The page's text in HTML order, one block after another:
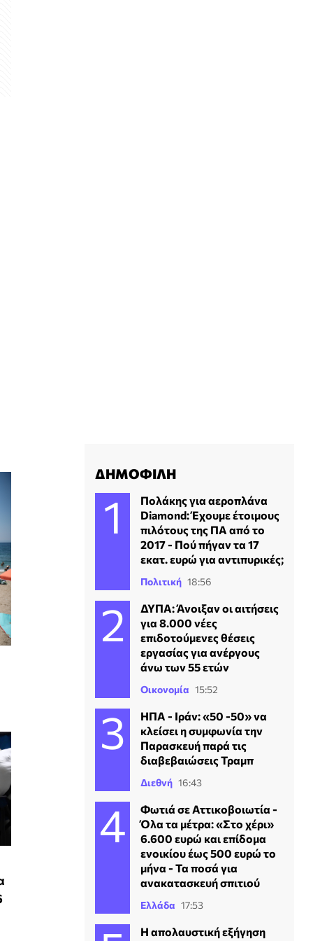
ΔΗΜΟΦΙΛΗ
Πολάκης για αεροπλάνα
Diamond: Έχουμε έτοιμους
πιλότους της ΠΑ από το
2017 - Πού πήγαν τα 17
εκατ. ευρώ για αντιπυρικές;
Πολιτική 18:56
ΔΥΠΑ: Άνοιξαν οι αιτήσεις
για 8.000 νέες
επιδοτούμενες θέσεις
εργασίας για ανέργους
άνω των 55 ετών
Οικονομία 15:52
ΗΠΑ - Ιράν: «50 -50» να
κλείσει η συμφωνία την
Παρασκευή παρά τις
διαβεβαιώσεις Τραμπ
Διεθνή 16:43
Φωτιά σε Αττικοβοιωτία -
Όλα τα μέτρα: «Στο χέρι»
6.600 ευρώ και επίδομα
ενοικίου έως 500 ευρώ το
μήνα - Τα ποσά για
ανακατασκευή σπιτιού
Ελλάδα 17:53
Η απολαυστική εξήγηση